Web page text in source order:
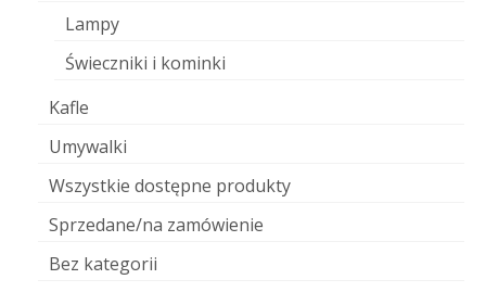
Lampy
Świeczniki i kominki
Kafle
Umywalki
Wszystkie dostępne produkty
Sprzedane/na zamówienie
Bez kategorii